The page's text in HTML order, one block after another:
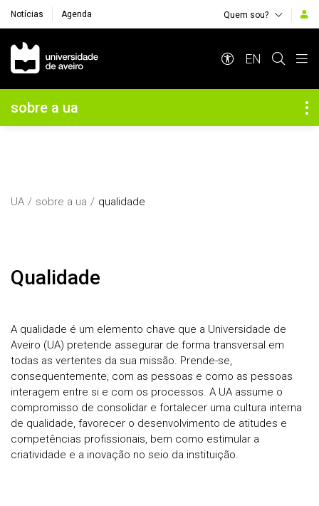
Notícias Agenda Quem sou?
Navegação Principal
EN
Navegação Lateral
sobre a ua
UA sobre a ua qualidade
Qualidade
A qualidade é um elemento chave que a Universidade de
Aveiro (UA) pretende assegurar de forma transversal em
todas as vertentes da sua missão. Prende-se,
consequentemente, com as pessoas e como as pessoas
interagem entre si e com os processos. A UA assume o
compromisso de consolidar e fortalecer uma cultura interna
de qualidade, favorecer o desenvolvimento de atitudes e
competências profissionais, bem como estimular a
criatividade e a inovação no seio da instituição.